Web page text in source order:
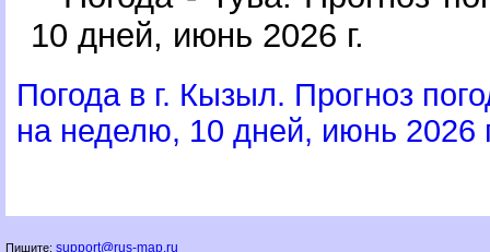
10 дней, июнь 2026 г.
Погода в г. Кызыл. Прогноз
на неделю, 10 дней, июнь 2026
Пишите: support@rus-map.ru